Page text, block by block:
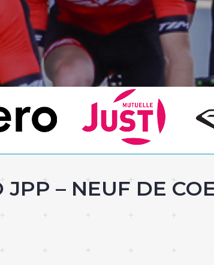
JPP – NEUF DE